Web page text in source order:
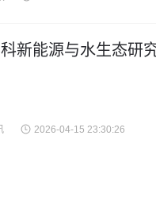
新能源与水生态研
2026-04-15 23:30:26